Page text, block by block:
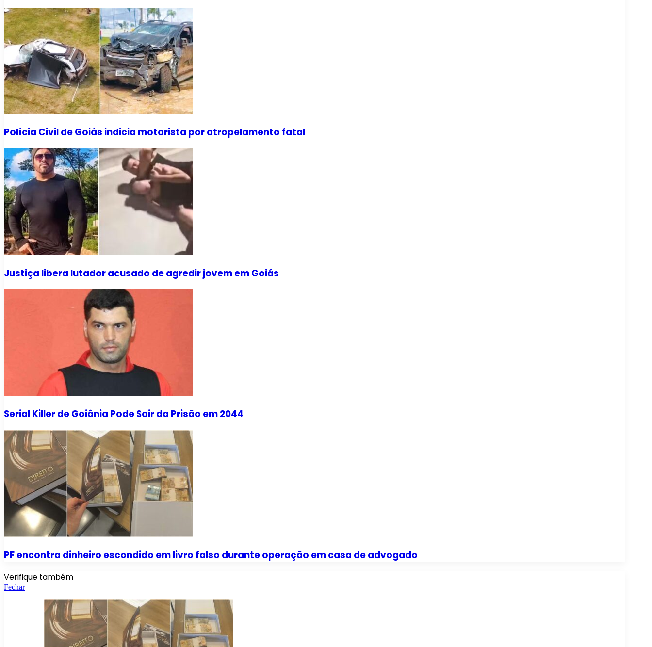
Polícia Civil de Goiás indicia motorista por atropelamento fatal
Justiça libera lutador acusado de agredir jovem em Goiás
Serial Killer de Goiânia Pode Sair da Prisão em 2044
PF encontra dinheiro escondido em livro falso durante operação em casa de advogado
Verifique também
Fechar